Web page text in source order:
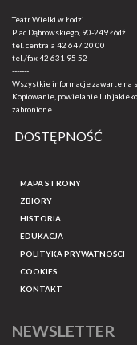
Teatr Wielki w Łodzi
Plac Dąbrowskiego, 90-249 Łódź
tel. centrala 42 647 20 00
tel./fax42 631 95 52
-------
Wszystkie informacje zawarte na
Kopiowanie, powielanie lub
zabronione.
DOSTĘPNOŚĆ
MAPA STRONY
ZBIORY
HISTORIA
EDUKACJA
POLITYKA PRYWATNOŚCI
COOKIES
KONTAKT
NEWSLETTER